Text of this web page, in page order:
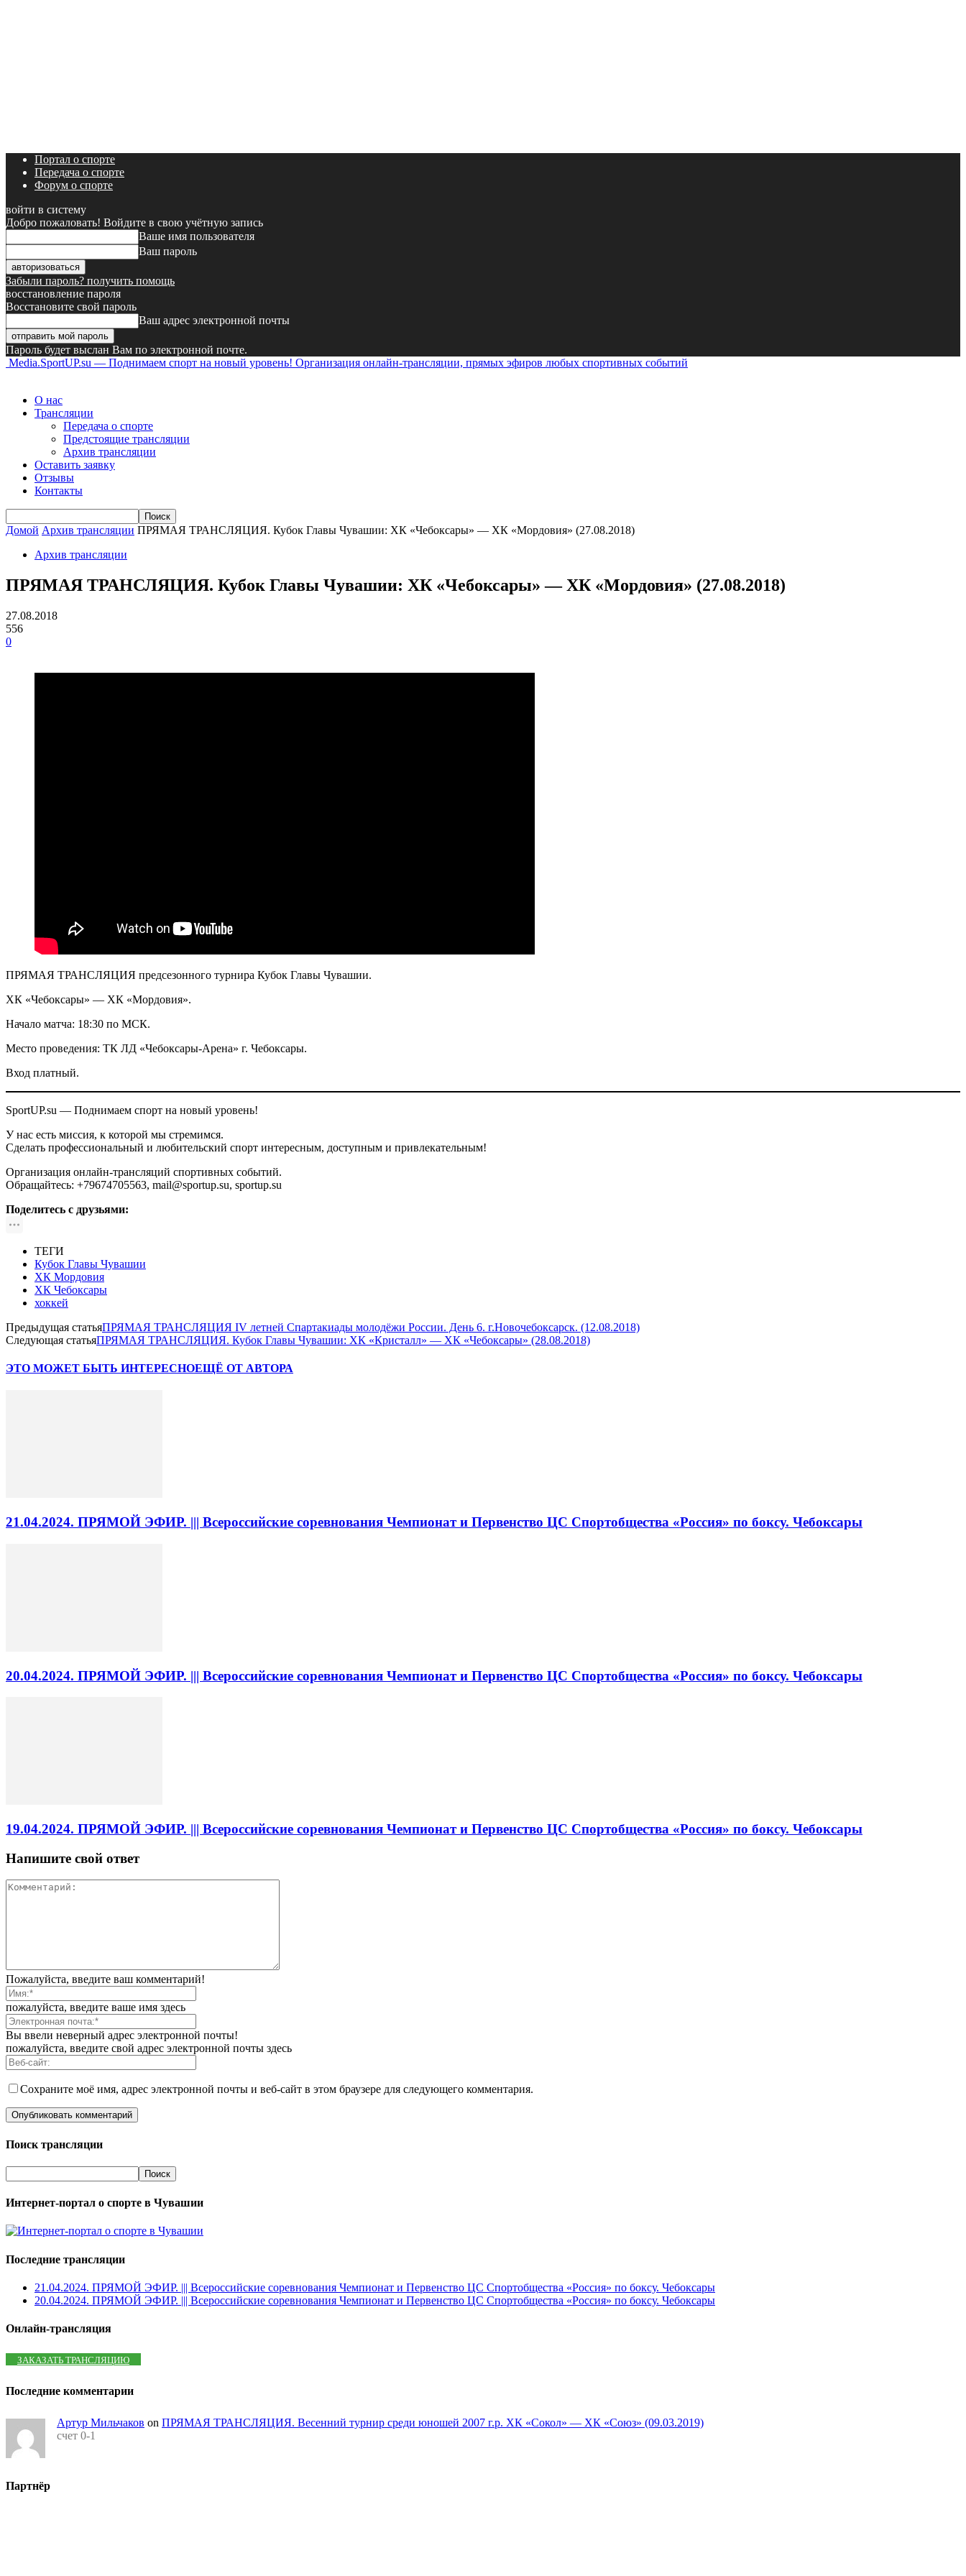
Портал о спорте
Передача о спорте
Форум о спорте
войти в систему
Добро пожаловать! Войдите в свою учётную запись
Ваше имя пользователя
Ваш пароль
Забыли пароль? получить помощь
восстановление пароля
Восстановите свой пароль
Ваш адрес электронной почты
Пароль будет выслан Вам по электронной почте.
Media.SportUP.su — Поднимаем спорт на новый уровень! Организация онлайн-трансляции, прямых эфиров любых спортивных событий
О нас
Трансляции
Передача о спорте
Предстоящие трансляции
Архив трансляции
Оставить заявку
Отзывы
Контакты
Домой Архив трансляции ПРЯМАЯ ТРАНСЛЯЦИЯ. Кубок Главы Чувашии: ХК «Чебоксары» — ХК «Мордовия» (27.08.2018)
Архив трансляции
ПРЯМАЯ ТРАНСЛЯЦИЯ. Кубок Главы Чувашии: ХК «Чебоксары» — ХК «Мордовия» (27.08.2018)
27.08.2018
556
0
ПРЯМАЯ ТРАНСЛЯЦИЯ предсезонного турнира Кубок Главы Чувашии.
ХК «Чебоксары» — ХК «Мордовия».
Начало матча: 18:30 по МСК.
Место проведения: ТК ЛД «Чебоксары-Арена» г. Чебоксары.
Вход платный.
SportUP.su — Поднимаем спорт на новый уровень!
У нас есть миссия, к которой мы стремимся.
Сделать профессиональный и любительский спорт интересным, доступным и привлекательным!
Организация онлайн-трансляций спортивных событий.
Обращайтесь: +79674705563, mail@sportup.su, sportup.su
Поделитесь с друзьями:
ТЕГИ
Кубок Главы Чувашии
ХК Мордовия
ХК Чебоксары
хоккей
Предыдущая статьяПРЯМАЯ ТРАНСЛЯЦИЯ IV летней Спартакиады молодёжи России. День 6. г.Новочебоксарск. (12.08.2018)
Следующая статьяПРЯМАЯ ТРАНСЛЯЦИЯ. Кубок Главы Чувашии: ХК «Кристалл» — ХК «Чебоксары» (28.08.2018)
ЭТО МОЖЕТ БЫТЬ ИНТЕРЕСНОЕЩЁ ОТ АВТОРА
21.04.2024. ПРЯМОЙ ЭФИР. ||| Всероссийские соревнования Чемпионат и Первенство ЦС Спортобщества «Россия» по боксу. Чебоксары
20.04.2024. ПРЯМОЙ ЭФИР. ||| Всероссийские соревнования Чемпионат и Первенство ЦС Спортобщества «Россия» по боксу. Чебоксары
19.04.2024. ПРЯМОЙ ЭФИР. ||| Всероссийские соревнования Чемпионат и Первенство ЦС Спортобщества «Россия» по боксу. Чебоксары
Напишите свой ответ
Пожалуйста, введите ваш комментарий!
пожалуйста, введите ваше имя здесь
Вы ввели неверный адрес электронной почты!
пожалуйста, введите свой адрес электронной почты здесь
Сохраните моё имя, адрес электронной почты и веб-сайт в этом браузере для следующего комментария.
Поиск трансляции
Интернет-портал о спорте в Чувашии
Последние трансляции
21.04.2024. ПРЯМОЙ ЭФИР. ||| Всероссийские соревнования Чемпионат и Первенство ЦС Спортобщества «Россия» по боксу. Чебоксары
20.04.2024. ПРЯМОЙ ЭФИР. ||| Всероссийские соревнования Чемпионат и Первенство ЦС Спортобщества «Россия» по боксу. Чебоксары
Онлайн-трансляция
ЗАКАЗАТЬ ТРАНСЛЯЦИЮ
Последние комментарии
Артур Мильчаков on ПРЯМАЯ ТРАНСЛЯЦИЯ. Весенний турнир среди юношей 2007 г.р. ХК «Сокол» — ХК «Союз» (09.03.2019)
счет 0-1
Партнёр